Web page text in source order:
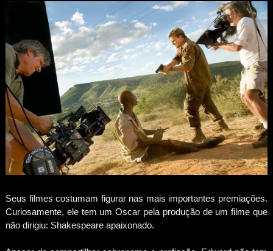
Seus filmes costumam figurar nas mais importantes premiações.
Curiosamente, ele tem um Oscar pela produção de um filme que
não dirigiu: Shakespeare apaixonado.